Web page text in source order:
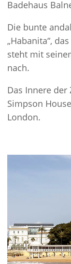
Badehaus
Die bunte
„Habanita“,
steht mit
nach.
Das Innere
Simpson
London.